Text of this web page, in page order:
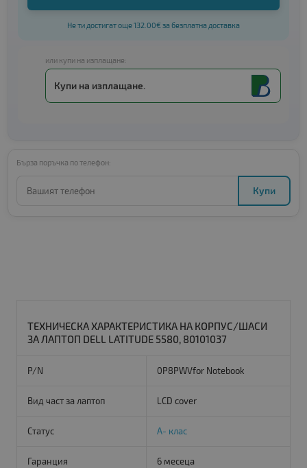
Не ти достигат още 132.00€ за безплатна доставка
или купи на изплащане:
Купи на изплащане.
Бърза поръчка по телефон:
Купи
ТЕХНИЧЕСКА ХАРАКТЕРИСТИКА НА КОРПУС/ШАСИ
ЗА ЛАПТОП DELL LATITUDE 5580, 80101037
P/N 0P8PWVfor Notebook
Вид част за лаптоп LCD cover
Статус A- клас
Гаранция 6 месеца